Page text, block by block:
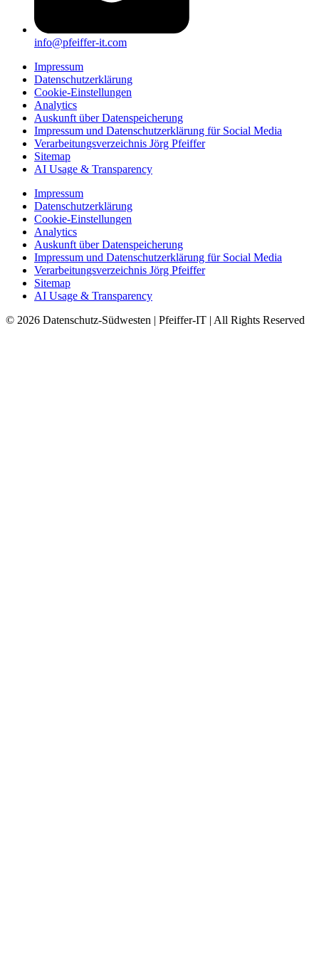
info@pfeiffer-it.com
Impressum
Datenschutzerklärung
Cookie-Einstellungen
Analytics
Auskunft über Datenspeicherung
Impressum und Datenschutzerklärung für Social Media
Verarbeitungsverzeichnis Jörg Pfeiffer
Sitemap
AI Usage & Transparency
Impressum
Datenschutzerklärung
Cookie-Einstellungen
Analytics
Auskunft über Datenspeicherung
Impressum und Datenschutzerklärung für Social Media
Verarbeitungsverzeichnis Jörg Pfeiffer
Sitemap
AI Usage & Transparency
© 2026 Datenschutz-Südwesten | Pfeiffer-IT | All Rights Reserved